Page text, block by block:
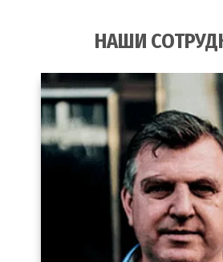
НАШИ